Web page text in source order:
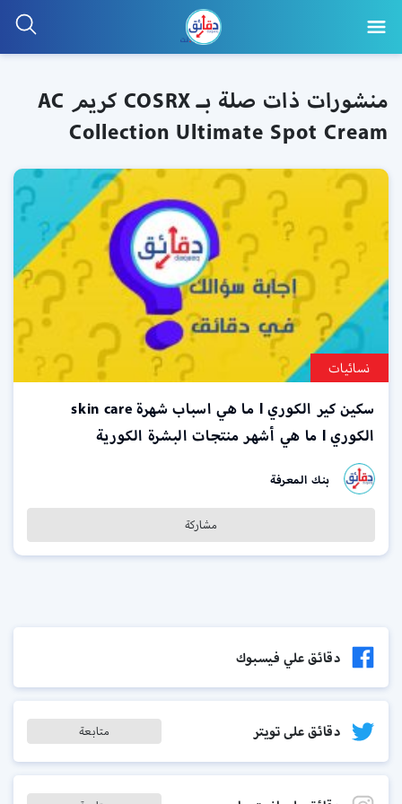
منشورات ذات صلة بـ COSRX كريم AC
Collection Ultimate Spot Cream
نسائيات
سكين كير الكوري l ما هي اسباب شهرة skin care
الكوري l ما هي أشهر منتجات البشرة الكورية
بنك المعرفة
مشاركة
دقائق علي فيسبوك
دقائق على تويتر متابعة